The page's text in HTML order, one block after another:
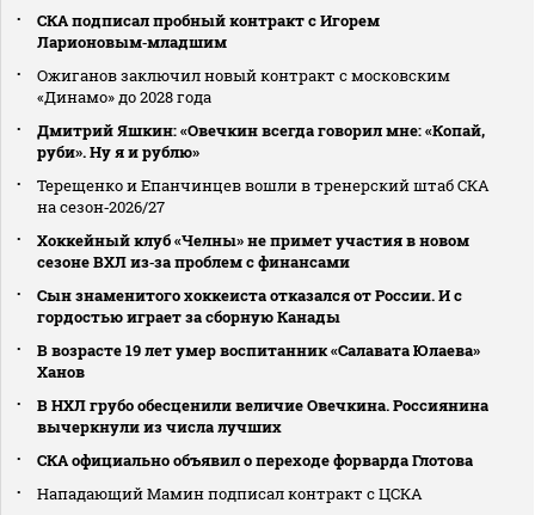
СКА подписал пробный контракт с Игорем
Ларионовым‑младшим
Ожиганов заключил новый контракт с московским
«Динамо» до 2028 года
Дмитрий Яшкин: «Овечкин всегда говорил мне: «Копай,
руби». Ну я и рублю»
Терещенко и Епанчинцев вошли в тренерский штаб СКА
на сезон‑2026/27
Хоккейный клуб «Челны» не примет участия в новом
сезоне ВХЛ из‑за проблем с финансами
Сын знаменитого хоккеиста отказался от России. И с
гордостью играет за сборную Канады
В возрасте 19 лет умер воспитанник «Салавата Юлаева»
Ханов
В НХЛ грубо обесценили величие Овечкина. Россиянина
вычеркнули из числа лучших
СКА официально объявил о переходе форварда Глотова
Нападающий Мамин подписал контракт с ЦСКА